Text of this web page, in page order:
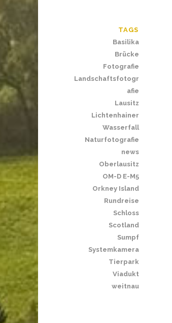
TAGS
Basilika
Brücke
Fotografie
Landschaftsfotogr
afie
Lausitz
Lichtenhainer
Wasserfall
Naturfotografie
news
Oberlausitz
OM-D E-M5
Orkney Island
Rundreise
Schloss
Scotland
Sumpf
Systemkamera
Tierpark
Viadukt
weitnau